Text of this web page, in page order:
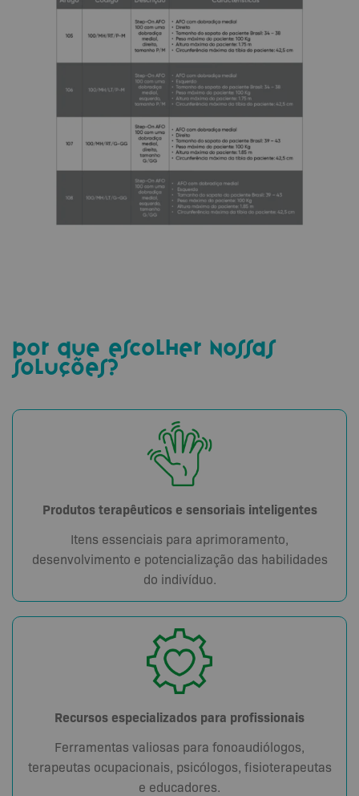
por que escolher nossas
soluções?
Produtos terapêuticos e sensoriais inteligentes
Itens essenciais para aprimoramento,
desenvolvimento e potencialização das habilidades
do indivíduo.
Recursos especializados para profissionais
Ferramentas valiosas para fonoaudiólogos,
terapeutas ocupacionais, psicólogos, fisioterapeutas
e educadores.